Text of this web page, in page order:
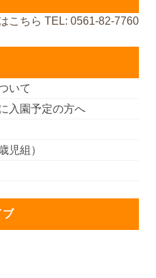
こちら TEL: 0561-82-7760
いて
入園予定の方へ
児組）
ブ